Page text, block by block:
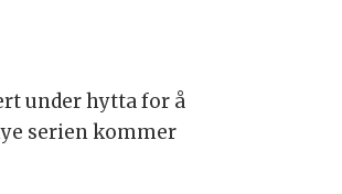
under hytta for å
serien kommer